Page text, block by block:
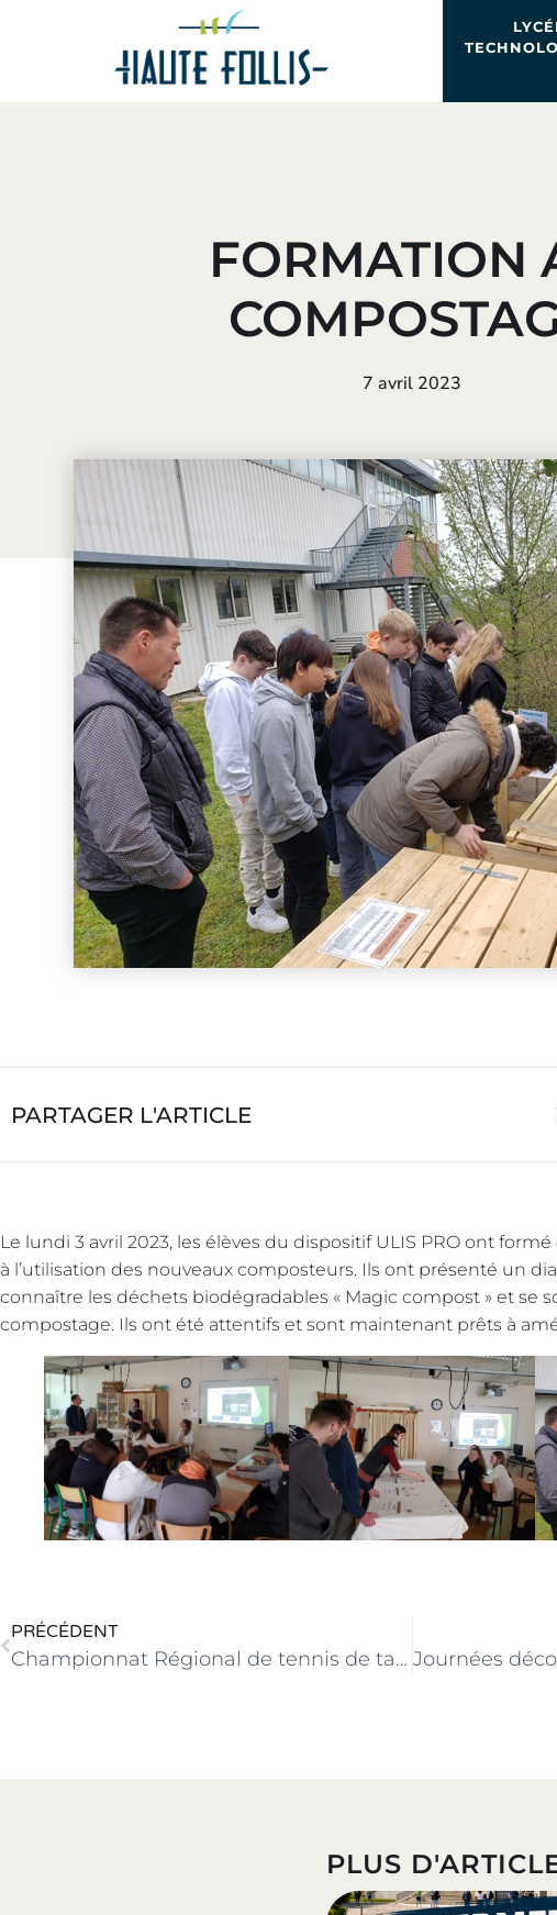
FORMATION
7 avril 2023
PARTAGER L'ARTICLE
Le lundi 3 avril 2023, les élèves du dispositif ULIS PRO ont formé
à l’utilisation des nouveaux composteurs. Ils ont présenté un
connaître les déchets biodégradables « Magic compost » et se
compostage. Ils ont été attentifs et sont maintenant prêts à
PRÉCÉDENT
Championnat Régional de tennis de table
PLUS